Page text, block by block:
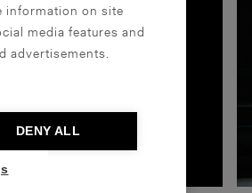
information on site
media features and
advertisements.
DENY ALL